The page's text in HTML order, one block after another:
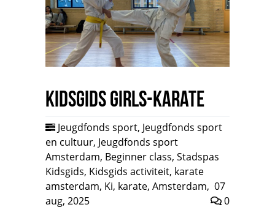
Kidsgids Girls-Karate
Jeugdfonds sport, Jeugdfonds sport
en cultuur, Jeugdfonds sport
Amsterdam, Beginner class, Stadspas
Kidsgids, Kidsgids activiteit, karate
amsterdam, Ki, karate, Amsterdam, 07
aug, 2025
0